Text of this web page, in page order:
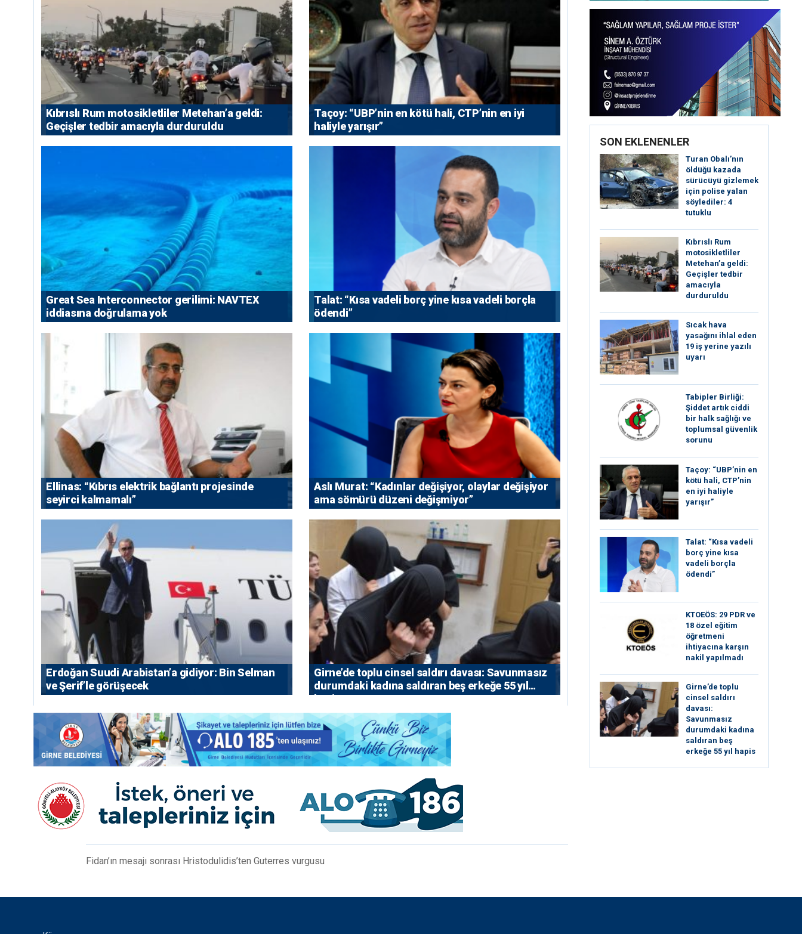
Kıbrıslı Rum motosikletliler Metehan’a geldi:
Geçişler tedbir amacıyla durduruldu
Taçoy: “UBP’nin en kötü hali, CTP’nin en iyi
haliyle yarışır”
Great Sea Interconnector gerilimi: NAVTEX
iddiasına doğrulama yok
Talat: “Kısa vadeli borç yine kısa vadeli borçla
ödendi”
Ellinas: “Kıbrıs elektrik bağlantı projesinde
seyirci kalmamalı”
Aslı Murat: “Kadınlar değişiyor, olaylar değişiyor
ama sömürü düzeni değişmiyor”
Erdoğan Suudi Arabistan’a gidiyor: Bin Selman
ve Şerif’le görüşecek
Girne’de toplu cinsel saldırı davası: Savunmasız
durumdaki kadına saldıran beş erkeğe 55 yıl
hapis
Fidan’ın mesajı sonrası Hristodulidis’ten Guterres vurgusu
SON EKLENENLER
Turan Obalı’nın
öldüğü kazada
sürücüyü gizlemek
için polise yalan
söylediler: 4
tutuklu
Kıbrıslı Rum
motosikletliler
Metehan’a geldi:
Geçişler tedbir
amacıyla
durduruldu
Sıcak hava
yasağını ihlal eden
19 iş yerine yazılı
uyarı
Tabipler Birliği:
Şiddet artık ciddi
bir halk sağlığı ve
toplumsal güvenlik
sorunu
Taçoy: “UBP’nin en
kötü hali, CTP’nin
en iyi haliyle
yarışır”
Talat: “Kısa vadeli
borç yine kısa
vadeli borçla
ödendi”
KTOEÖS: 29 PDR ve
18 özel eğitim
öğretmeni
ihtiyacına karşın
nakil yapılmadı
Girne’de toplu
cinsel saldırı
davası:
Savunmasız
durumdaki kadına
saldıran beş
erkeğe 55 yıl hapis